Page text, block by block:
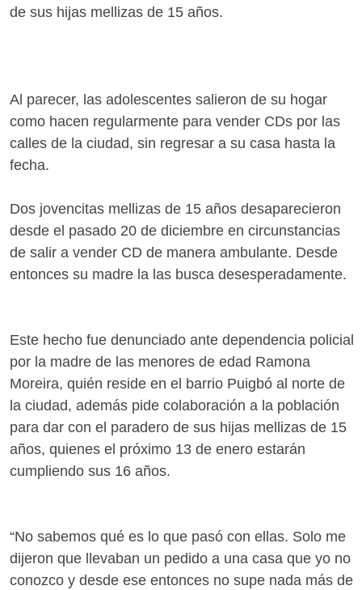
de sus hijas mellizas de 15 años.
Al parecer, las adolescentes salieron de su hogar
como hacen regularmente para vender CDs por las
calles de la ciudad, sin regresar a su casa hasta la
fecha.
Dos jovencitas mellizas de 15 años desaparecieron
desde el pasado 20 de diciembre en circunstancias
de salir a vender CD de manera ambulante. Desde
entonces su madre la las busca desesperadamente.
Este hecho fue denunciado ante dependencia policial
por la madre de las menores de edad Ramona
Moreira, quién reside en el barrio Puigbó al norte de
la ciudad, además pide colaboración a la población
para dar con el paradero de sus hijas mellizas de 15
años, quienes el próximo 13 de enero estarán
cumpliendo sus 16 años.
“No sabemos qué es lo que pasó con ellas. Solo me
dijeron que llevaban un pedido a una casa que yo no
conozco y desde ese entonces no supe nada más de